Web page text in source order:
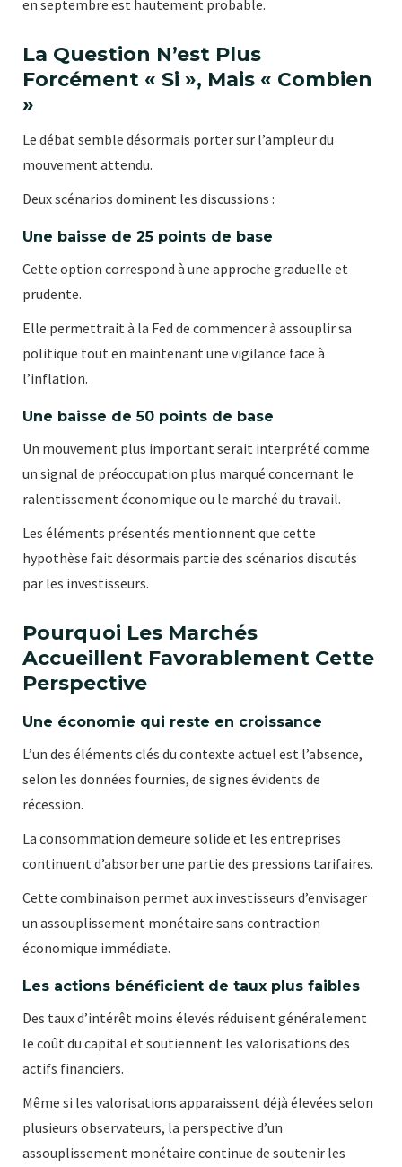
en septembre est hautement probable.
La Question N’est Plus
Forcément « Si », Mais « Combien
»
Le débat semble désormais porter sur l’ampleur du
mouvement attendu.
Deux scénarios dominent les discussions :
Une baisse de 25 points de base
Cette option correspond à une approche graduelle et
prudente.
Elle permettrait à la Fed de commencer à assouplir sa
politique tout en maintenant une vigilance face à
l’inflation.
Une baisse de 50 points de base
Un mouvement plus important serait interprété comme
un signal de préoccupation plus marqué concernant le
ralentissement économique ou le marché du travail.
Les éléments présentés mentionnent que cette
hypothèse fait désormais partie des scénarios discutés
par les investisseurs.
Pourquoi Les Marchés
Accueillent Favorablement Cette
Perspective
Une économie qui reste en croissance
L’un des éléments clés du contexte actuel est l’absence,
selon les données fournies, de signes évidents de
récession.
La consommation demeure solide et les entreprises
continuent d’absorber une partie des pressions tarifaires.
Cette combinaison permet aux investisseurs d’envisager
un assouplissement monétaire sans contraction
économique immédiate.
Les actions bénéficient de taux plus faibles
Des taux d’intérêt moins élevés réduisent généralement
le coût du capital et soutiennent les valorisations des
actifs financiers.
Même si les valorisations apparaissent déjà élevées selon
plusieurs observateurs, la perspective d’un
assouplissement monétaire continue de soutenir les